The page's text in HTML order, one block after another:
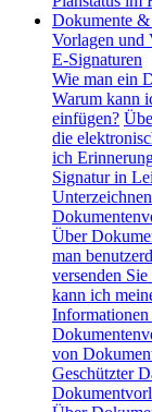
Dokumente
Vorlagen und
E-Signaturen
Wie man ein
Warum kann
einfügen?
die
ich
Signatur in
Unterzeichnen
Über
man
versenden
kann ich
Informationen
von
Geschützter